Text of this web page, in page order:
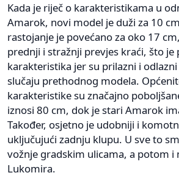
Kada je riječ o karakteristikama u
Amarok, novi model je duži za 10
rastojanje je povećano za oko 17
prednji i stražnji prevjes kraći, što
karakteristika jer su prilazni i
slučaju prethodnog modela.
karakteristike su značajno
iznosi 80 cm, dok je stari Amarok
Također, osjetno je udobniji i
uključujući zadnju klupu. U sve to
vožnje gradskim ulicama, a potom
Lukomira.